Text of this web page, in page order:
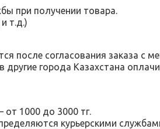
при получении товара.
т.д.)
после согласования заказа с
города Казахстана
от 1000 до 3000 тг.
курьерскими